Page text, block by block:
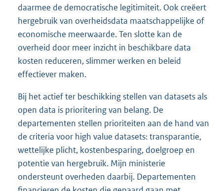
daarmee de democratische legitimiteit. Ook creëert
hergebruik van overheidsdata maatschappelijke of
economische meerwaarde. Ten slotte kan de
overheid door meer inzicht in beschikbare data
kosten reduceren, slimmer werken en beleid
effectiever maken.
Bij het actief ter beschikking stellen van datasets als
open data is prioritering van belang. De
departementen stellen prioriteiten aan de hand van
de criteria voor high value datasets: transparantie,
wettelijke plicht, kostenbesparing, doelgroep en
potentie van hergebruik. Mijn ministerie
ondersteunt overheden daarbij. Departementen